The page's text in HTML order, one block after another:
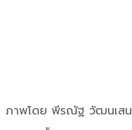
ภาพโดย พีรณัฐ วัฒนเสน